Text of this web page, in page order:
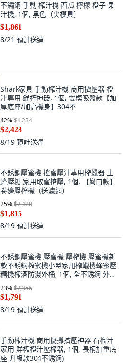
不鏽鋼 手動 榨汁機 西瓜 檸檬 橙子 果
汁機, 1個, 黑色（尖模具）
$1,861
8/21 預計送達
Shark家具 手動榨汁機 商用擠壓器 橙
汁專用 鮮榨神器, 1個, 雙模吸盤款【加
厚底座/加高機身】304不
42%$4,254
$2,428
8/19 預計送達
不銹鋼壓蜜機 搖蜜壓汁專用榨蠟器 土
蜂壓糖 家用取蜜擠壓, 1個, 【彎口款】
卷邊壓榨機（送濾網）
25%$2,420
$1,815
8/19 預計送達
不銹鋼壓蜜機 壓蜜機 壓榨機 壓蜜機新
款不銹鋼榨蜜機小型家用榨蠟機蜂蜜壓
糖機榨酒防濺外桶, 1個, 全不銹鋼 外桶
3個濾網
23%$2,356
$1,791
8/19 預計送達
手動榨汁機 商用擺攤擠壓神器 石榴汁
家用 鮮榨橙汁壓榨器, 1個, 長柄加重底
座 升級款304不銹鋼)